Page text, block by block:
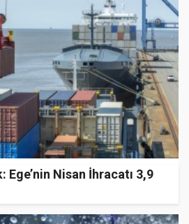
Ege’nin Nisan İhracatı 3,9